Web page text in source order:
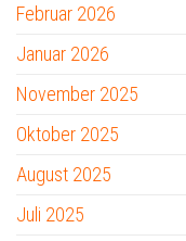
Februar 2026
Januar 2026
November 2025
Oktober 2025
August 2025
Juli 2025